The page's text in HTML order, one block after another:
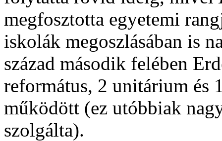
megfosztotta egyetemi
iskolák megoszlásában is
század második felében
református, 2 unitárium és
működött (ez utóbbiak
szolgálta).